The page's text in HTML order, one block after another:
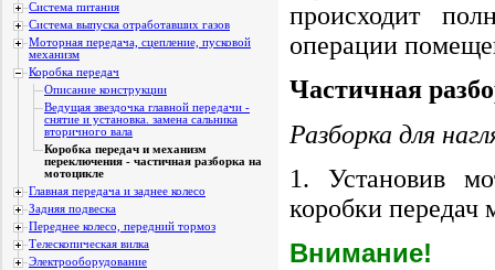
Система питания
Система выпуска отработавших газов
Моторная передача, сцепление, пусковой
механизм
Коробка передач
Описание конструкции
Ведущая звездочка главной передачи -
снятие и установка. замена сальника
вторичного вала
Коробка передач и механизм
переключения - частичная разборка на
мотоцикле
Главная передача и заднее колесо
Задняя подвеска
Переднее колесо, передний тормоз
Телескопическая вилка
Электрооборудование
происходит
операции
Частичная
Разборка для
1. Установив
коробки
Внимание!